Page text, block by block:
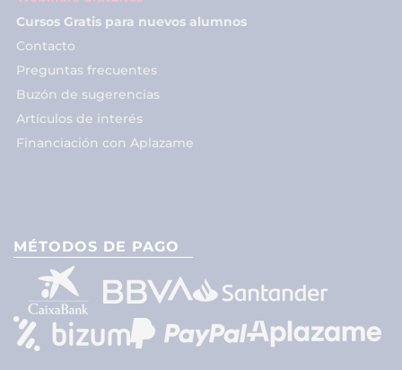
Cursos Gratis para nuevos alumnos
Contacto
Preguntas frecuentes
Buzón de sugerencias
Artículos de interés
Financiación con Aplazame
MÉTODOS DE PAGO